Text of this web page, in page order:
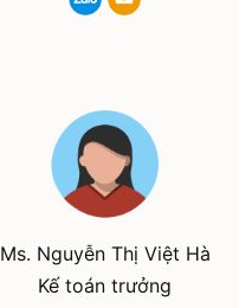
Ms. Nguyễn Thị Việt Hà
Kế toán trưởng